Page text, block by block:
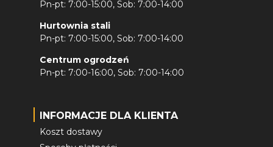
Pn-pt: 7:00-15:00, Sob: 7:00-14:00
Hurtownia stali
Pn-pt: 7:00-15:00, Sob: 7:00-14:00
Centrum ogrodzeń
Pn-pt: 7:00-16:00, Sob: 7:00-14:00
INFORMACJE DLA KLIENTA
Koszt dostawy